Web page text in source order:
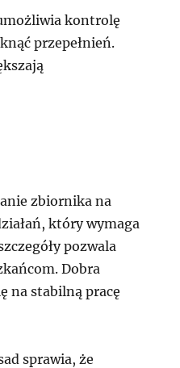
kontrolę
przepełnień.
zbiornika na
który wymaga
pozwala
Dobra
na stabilną pracę
sprawia, że